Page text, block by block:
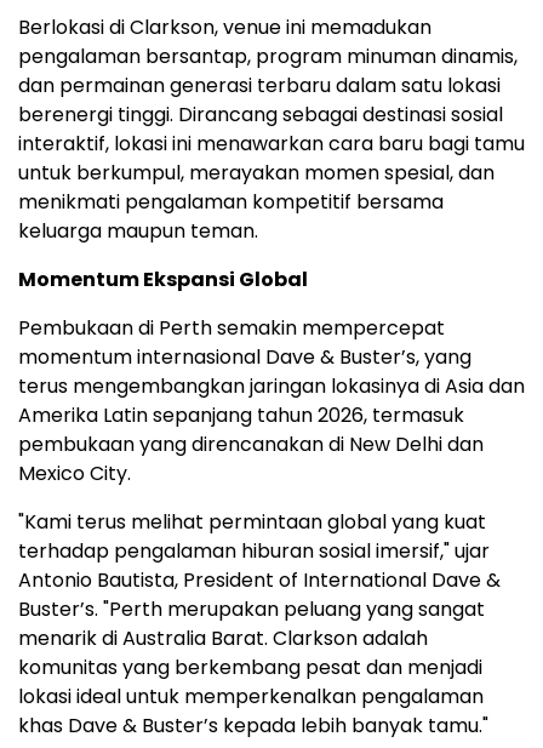
Berlokasi di Clarkson, venue ini memadukan
pengalaman bersantap, program minuman dinamis,
dan permainan generasi terbaru dalam satu lokasi
berenergi tinggi. Dirancang sebagai destinasi sosial
interaktif, lokasi ini menawarkan cara baru bagi tamu
untuk berkumpul, merayakan momen spesial, dan
menikmati pengalaman kompetitif bersama
keluarga maupun teman.
Momentum Ekspansi Global
Pembukaan di Perth semakin mempercepat
momentum internasional Dave & Buster’s, yang
terus mengembangkan jaringan lokasinya di Asia dan
Amerika Latin sepanjang tahun 2026, termasuk
pembukaan yang direncanakan di New Delhi dan
Mexico City.
"Kami terus melihat permintaan global yang kuat
terhadap pengalaman hiburan sosial imersif," ujar
Antonio Bautista, President of International Dave &
Buster’s. "Perth merupakan peluang yang sangat
menarik di Australia Barat. Clarkson adalah
komunitas yang berkembang pesat dan menjadi
lokasi ideal untuk memperkenalkan pengalaman
khas Dave & Buster’s kepada lebih banyak tamu."